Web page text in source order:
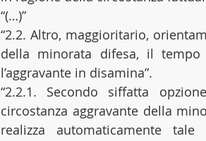
“(…)”
“2.2. Altro, maggioritario,
della minorata difesa, il
l’aggravante in disamina”.
“2.2.1. Secondo siffatta
circostanza aggravante della
realizza automaticamente